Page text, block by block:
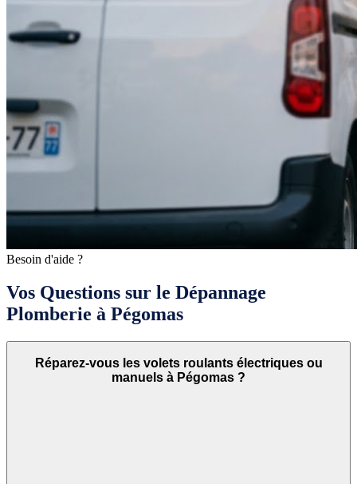
Besoin d'aide ?
Vos Questions sur le Dépannage
Plomberie à Pégomas
Réparez-vous les volets roulants électriques ou
manuels à Pégomas ?